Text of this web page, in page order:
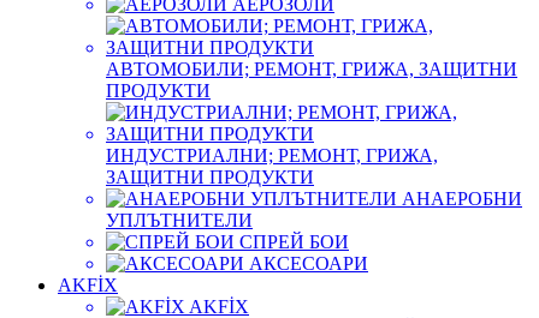
АЕРОЗОЛИ
АВТОМОБИЛИ; РЕМОНТ, ГРИЖА, ЗАЩИТНИ
ПРОДУКТИ
ИНДУСТРИАЛНИ; РЕМОНТ, ГРИЖА,
ЗАЩИТНИ ПРОДУКТИ
АНАЕРОБНИ
УПЛЪТНИТЕЛИ
СПРЕЙ БОИ
АКСЕСОАРИ
AKFİX
AKFİX